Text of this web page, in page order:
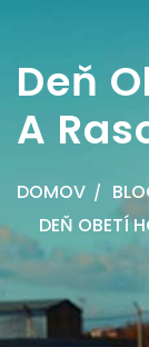
Deň
A
DOMOV
DEŇ OBETÍ